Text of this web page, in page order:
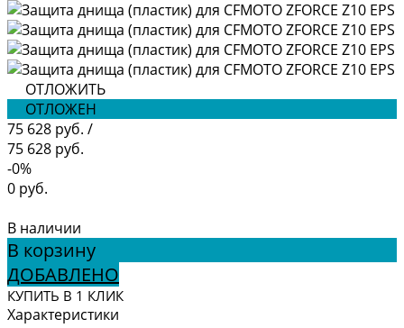
ОТЛОЖИТЬ
ОТЛОЖЕН
75 628 руб. /
75 628 руб.
-0%
0 руб.
В наличии
В корзину
ДОБАВЛЕНО
КУПИТЬ В 1 КЛИК
Характеристики